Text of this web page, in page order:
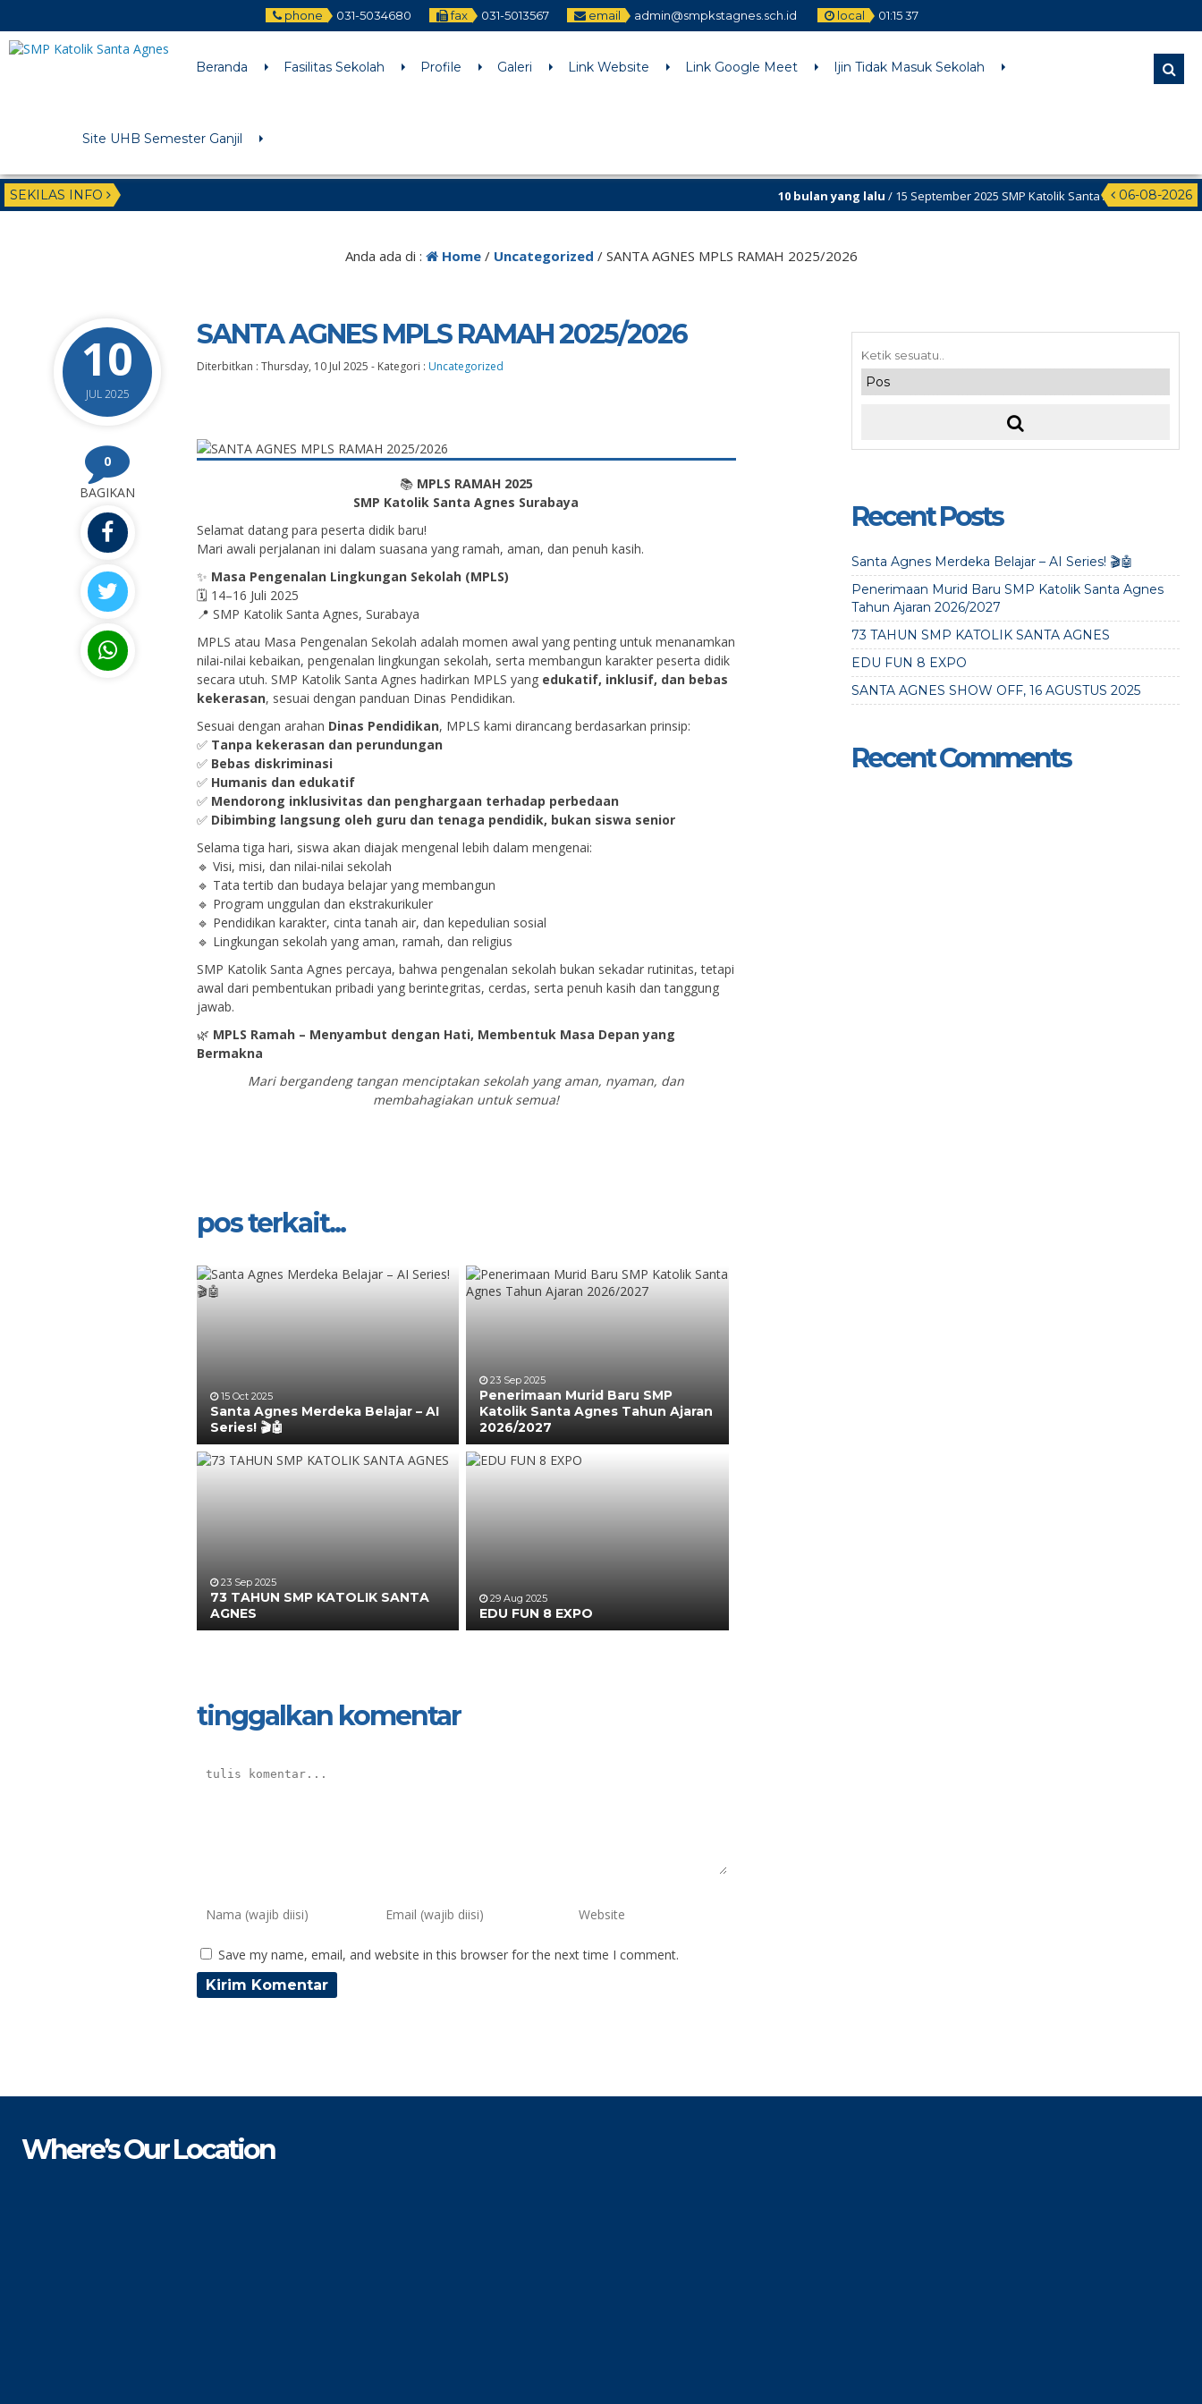
phone 031-5034680 fax 031-5013567 email admin@smpkstagnes.sch.id local 01:15 38
Beranda Fasilitas Sekolah Profile Galeri Link Website Link Google Meet Ijin Tidak Masuk Sekolah
Site UHB Semester Ganjil
SEKILAS INFO 06-08-2026
10 bulan yang lalu/ 15 September 2025 SMP Katolik Santa Agnes Merayakan Ulang
Anda ada di : Home/ Uncategorized / SANTA AGNES MPLS RAMAH 2025/2026
10
JUL 2025
SANTA AGNES MPLS RAMAH 2025/2026
Diterbitkan : Thursday, 10 Jul 2025 - Kategori : Uncategorized
0
BAGIKAN
📚 MPLS RAMAH 2025
SMP Katolik Santa Agnes Surabaya
Selamat datang para peserta didik baru!
Mari awali perjalanan ini dalam suasana yang ramah, aman, dan penuh kasih.
✨ Masa Pengenalan Lingkungan Sekolah (MPLS)
🗓️ 14–16 Juli 2025
📍 SMP Katolik Santa Agnes, Surabaya
MPLS atau Masa Pengenalan Sekolah adalah momen awal yang penting untuk menanamkan
nilai-nilai kebaikan, pengenalan lingkungan sekolah, serta membangun karakter peserta didik
secara utuh. SMP Katolik Santa Agnes hadirkan MPLS yang edukatif, inklusif, dan bebas
kekerasan, sesuai dengan panduan Dinas Pendidikan.
Sesuai dengan arahan Dinas Pendidikan, MPLS kami dirancang berdasarkan prinsip:
✅ Tanpa kekerasan dan perundungan
✅ Bebas diskriminasi
✅ Humanis dan edukatif
✅ Mendorong inklusivitas dan penghargaan terhadap perbedaan
✅ Dibimbing langsung oleh guru dan tenaga pendidik, bukan siswa senior
Selama tiga hari, siswa akan diajak mengenal lebih dalam mengenai:
🔹 Visi, misi, dan nilai-nilai sekolah
🔹 Tata tertib dan budaya belajar yang membangun
🔹 Program unggulan dan ekstrakurikuler
🔹 Pendidikan karakter, cinta tanah air, dan kepedulian sosial
🔹 Lingkungan sekolah yang aman, ramah, dan religius
SMP Katolik Santa Agnes percaya, bahwa pengenalan sekolah bukan sekadar rutinitas, tetapi
awal dari pembentukan pribadi yang berintegritas, cerdas, serta penuh kasih dan tanggung
jawab.
🌿 MPLS Ramah – Menyambut dengan Hati, Membentuk Masa Depan yang
Bermakna
Mari bergandeng tangan menciptakan sekolah yang aman, nyaman, dan
membahagiakan untuk semua!
pos terkait...
15 Oct 2025
Santa Agnes Merdeka Belajar – AI
Series! 🎬🤖
23 Sep 2025
Penerimaan Murid Baru SMP
Katolik Santa Agnes Tahun Ajaran
2026/2027
23 Sep 2025
73 TAHUN SMP KATOLIK SANTA
AGNES
29 Aug 2025
EDU FUN 8 EXPO
tinggalkan komentar
Save my name, email, and website in this browser for the next time I comment.
Recent Posts
Santa Agnes Merdeka Belajar – AI Series! 🎬🤖
Penerimaan Murid Baru SMP Katolik Santa Agnes
Tahun Ajaran 2026/2027
73 TAHUN SMP KATOLIK SANTA AGNES
EDU FUN 8 EXPO
SANTA AGNES SHOW OFF, 16 AGUSTUS 2025
Recent Comments
Where’s Our Location